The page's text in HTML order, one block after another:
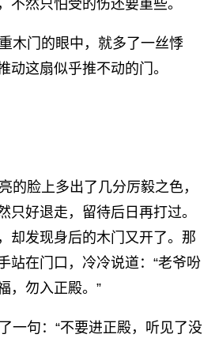
不然只怕受的伤还要重些。
木门的眼中，就多了一丝悸
动这扇似乎推不动的门。
脸上多出了几分厉毅之色，
只好退走，留待后日再打过。
却发现身后的木门又开了。那
站在门口，冷冷说道：“老爷吩
，勿入正殿。”
一句：“不要进正殿，听见了没